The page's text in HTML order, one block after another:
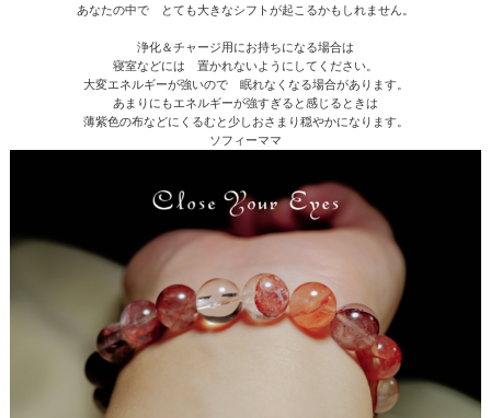
あなたの中で とても大きなシフトが起こるかもしれません。
浄化＆チャージ用にお持ちになる場合は
寝室などには 置かれないようにしてください。
大変エネルギーが強いので 眠れなくなる場合があります。
あまりにもエネルギーが強すぎると感じるときは
薄紫色の布などにくるむと少しおさまり穏やかになります。
ソフィーママ